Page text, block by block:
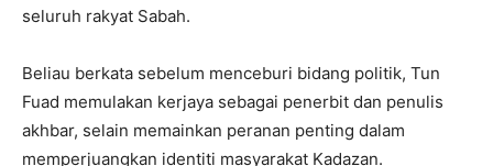
seluruh rakyat Sabah.
Beliau berkata sebelum menceburi bidang politik, Tun
Fuad memulakan kerjaya sebagai penerbit dan penulis
akhbar, selain memainkan peranan penting dalam
memperjuangkan identiti masyarakat Kadazan.